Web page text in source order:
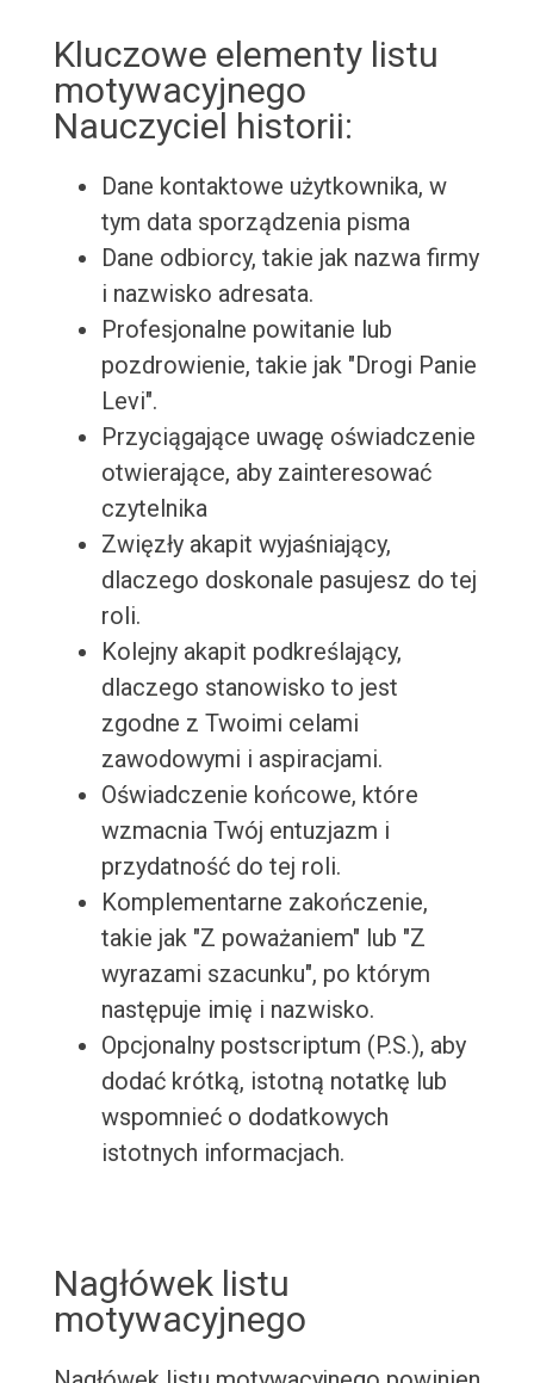
Kluczowe elementy listu
motywacyjnego
Nauczyciel historii:
Dane kontaktowe użytkownika, w
tym data sporządzenia pisma
Dane odbiorcy, takie jak nazwa firmy
i nazwisko adresata.
Profesjonalne powitanie lub
pozdrowienie, takie jak "Drogi Panie
Levi".
Przyciągające uwagę oświadczenie
otwierające, aby zainteresować
czytelnika
Zwięzły akapit wyjaśniający,
dlaczego doskonale pasujesz do tej
roli.
Kolejny akapit podkreślający,
dlaczego stanowisko to jest
zgodne z Twoimi celami
zawodowymi i aspiracjami.
Oświadczenie końcowe, które
wzmacnia Twój entuzjazm i
przydatność do tej roli.
Komplementarne zakończenie,
takie jak "Z poważaniem" lub "Z
wyrazami szacunku", po którym
następuje imię i nazwisko.
Opcjonalny postscriptum (P.S.), aby
dodać krótką, istotną notatkę lub
wspomnieć o dodatkowych
istotnych informacjach.
Nagłówek listu
motywacyjnego